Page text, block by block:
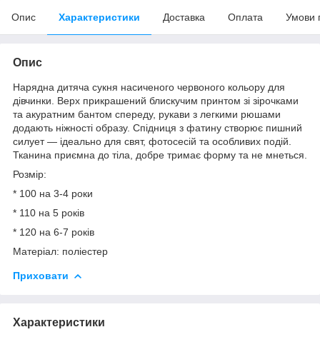
Опис Характеристики Доставка Оплата Умови
Опис
Нарядна дитяча сукня насиченого червоного кольору для
дівчинки. Верх прикрашений блискучим принтом зі зірочками
та акуратним бантом спереду, рукави з легкими рюшами
додають ніжності образу. Спідниця з фатину створює пишний
силует — ідеально для свят, фотосесій та особливих подій.
Тканина приємна до тіла, добре тримає форму та не мнеться.
Розмір:
* 100 на 3-4 роки
* 110 на 5 років
* 120 на 6-7 років
Матеріал: поліестер
Приховати
Характеристики